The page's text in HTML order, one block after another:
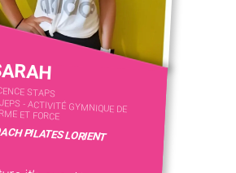
STAPS
- ACTIVITÉ GYMNIQUE DE
ET FORCE
PILATES LORIENT